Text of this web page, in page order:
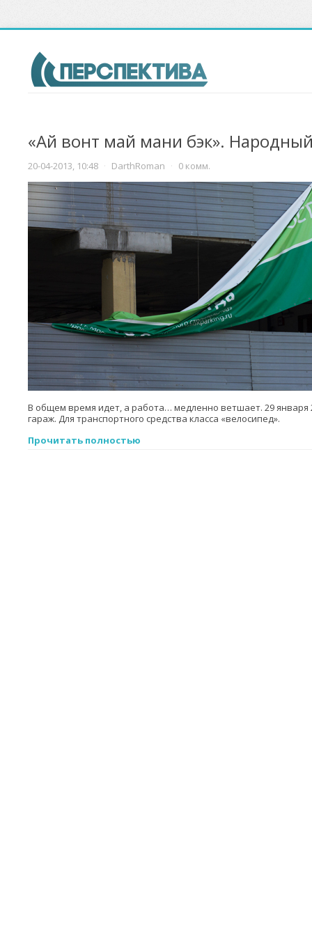
«Ай вонт май мани бэк».
20-04-2013, 10:48 · DarthRoman · 0 комм.
В общем время идет, а работа… медленно ветшает. 29 января
гараж. Для транспортного средства класса «велосипед».
Прочитать полностью